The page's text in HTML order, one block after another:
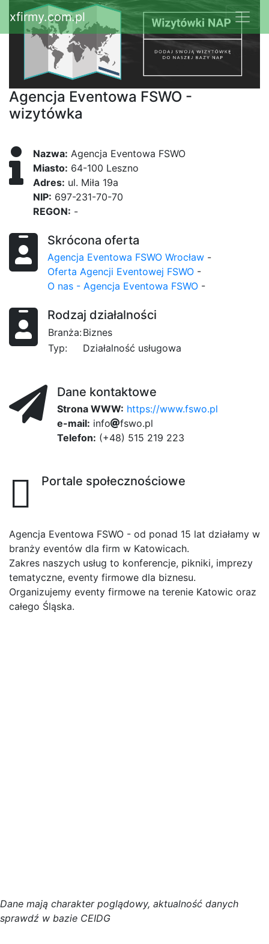
xfirmy.com.pl
Agencja Eventowa FSWO -
wizytówka
Nazwa: Agencja Eventowa FSWO
Miasto: 64-100 Leszno
Adres: ul. Miła 19a
NIP: 697-231-70-70
REGON: -
Skrócona oferta
Agencja Eventowa FSWO Wrocław -
Oferta Agencji Eventowej FSWO -
O nas - Agencja Eventowa FSWO -
Rodzaj działalności
Branża:Biznes
Typ:
Działalność usługowa
Dane kontaktowe
Strona WWW: https://www.fswo.pl
e-mail: ea
info624
fswo.pl
Telefon: (+48) 515 219 223
Portale społecznościowe
Agencja Eventowa FSWO - od ponad 15 lat działamy w
branży eventów dla firm w Katowicach.
Zakres naszych usług to konferencje, pikniki, imprezy
tematyczne, eventy firmowe dla biznesu.
Organizujemy eventy firmowe na terenie Katowic oraz
całego Śląska.
Dane mają charakter poglądowy, aktualność danych
sprawdź w bazie CEIDG